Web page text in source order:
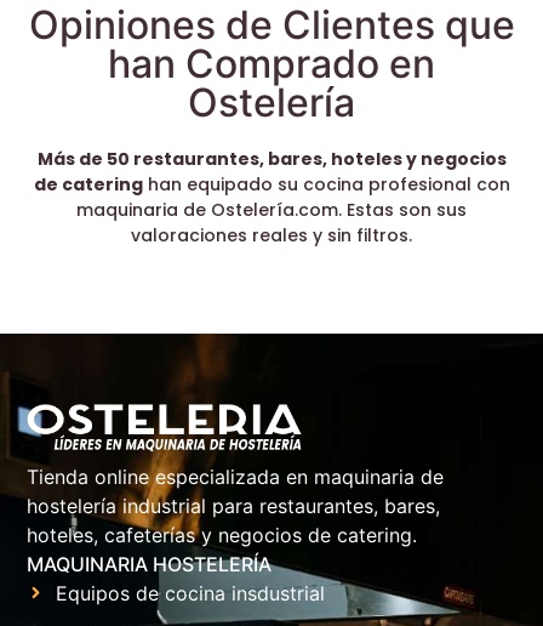
Opiniones de Clientes que
han Comprado en
Ostelería
Más de 50 restaurantes, bares, hoteles y negocios
de cateringhan equipado su cocina profesional con
maquinaria de Ostelería.com. Estas son sus
valoraciones reales y sin filtros.
Tienda online especializada en maquinaria de
hostelería industrial para restaurantes, bares,
hoteles, cafeterías y negocios de catering.
MAQUINARIA HOSTELERÍA
Equipos de cocina insdustrial